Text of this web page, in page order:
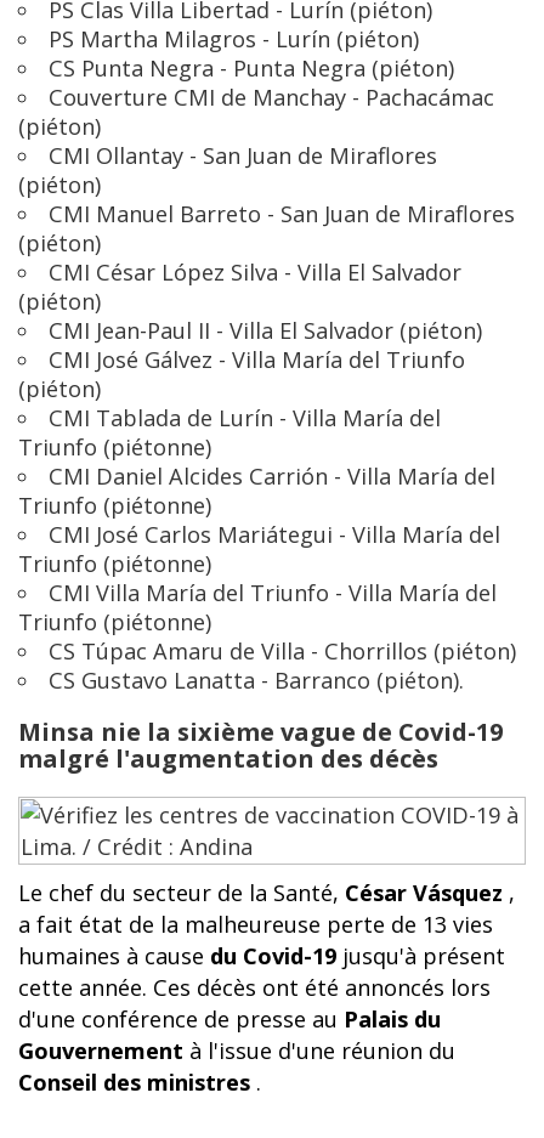
PS Clas Villa Libertad - Lurín (piéton)
PS Martha Milagros - Lurín (piéton)
CS Punta Negra - Punta Negra (piéton)
Couverture CMI de Manchay - Pachacámac
(piéton)
CMI Ollantay - San Juan de Miraflores
(piéton)
CMI Manuel Barreto - San Juan de Miraflores
(piéton)
CMI César López Silva - Villa El Salvador
(piéton)
CMI Jean-Paul II - Villa El Salvador (piéton)
CMI José Gálvez - Villa María del Triunfo
(piéton)
CMI Tablada de Lurín - Villa María del
Triunfo (piétonne)
CMI Daniel Alcides Carrión - Villa María del
Triunfo (piétonne)
CMI José Carlos Mariátegui - Villa María del
Triunfo (piétonne)
CMI Villa María del Triunfo - Villa María del
Triunfo (piétonne)
CS Túpac Amaru de Villa - Chorrillos (piéton)
CS Gustavo Lanatta - Barranco (piéton).
Minsa nie la sixième vague de Covid-19
malgré l'augmentation des décès
Le chef du secteur de la Santé, César Vásquez ,
a fait état de la malheureuse perte de 13 vies
humaines à cause du Covid-19 jusqu'à présent
cette année. Ces décès ont été annoncés lors
d'une conférence de presse au Palais du
Gouvernement à l'issue d'une réunion du
Conseil des ministres .